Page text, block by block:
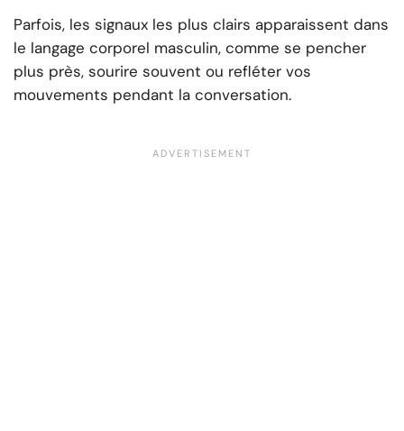
Parfois, les signaux les plus clairs apparaissent dans
le langage corporel masculin, comme se pencher
plus près, sourire souvent ou refléter vos
mouvements pendant la conversation.